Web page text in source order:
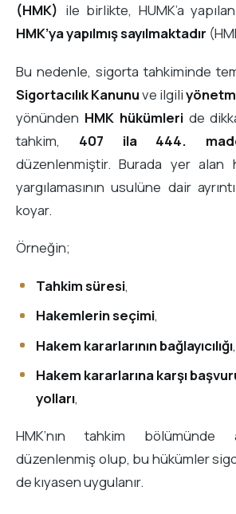
(HMK) ile birlikte, HUMK’a
HMK’ya yapılmış sayılmaktadır
Bu nedenle, sigorta tahkiminde
Sigortacılık Kanunuve ilgili
yönünden HMK hükümleride
tahkim, 407 ila 444.
düzenlenmiştir. Burada yer alan
yargılamasının usulüne dair
koyar.
Örneğin;
Tahkim süresi,
Hakemlerin seçimi,
Hakem kararlarının bağlayıcılığı,
Hakem kararlarına karşı
yolları,
HMK’nın tahkim bölümünde
düzenlenmiş olup, bu hükümler
de kıyasen uygulanır.